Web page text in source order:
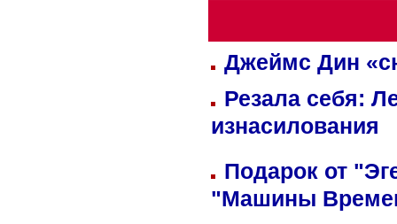
Джеймс Дин
Резала себя:
изнасилования
Подарок от
"Машины